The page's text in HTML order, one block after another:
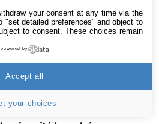
your consent at any time via the
"set detailed preferences" and object to
to consent. These choices remain
powered by
your choices
Accept all